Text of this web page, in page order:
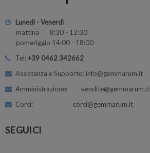
Lunedì - Venerdì
mattina 8:30 - 12:30
pomeriggio 14:00 - 18:00
Tel:+39 0462 342662
Assistenza e Supporto: info@gemmarum.it
Amministrazione: vendite@gemmarum.it
Corsi: corsi@gemmarum.it
SEGUICI